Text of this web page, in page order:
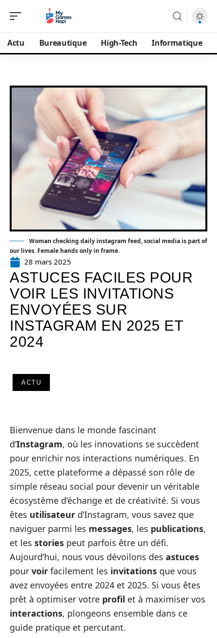
Actu Bureautique High-Tech Informatique
Woman checking daily instagram feed, social media is part of
our lives. Female hands only in frame.
28 mars 2025
ASTUCES FACILES POUR
VOIR LES INVITATIONS
ENVOYÉES SUR
INSTAGRAM EN 2025 ET
2024
ACTU
Bienvenue dans le monde fascinant
d’Instagram, où les innovations se succèdent
pour enrichir nos interactions numériques. En
2025, cette plateforme a dépassé son rôle de
simple réseau social pour devenir un véritable
écosystème d’échange et de créativité. Si vous
êtes utilisateur d’Instagram, vous savez que
naviguer parmi les messages, les publications,
et les stories peut parfois être un défi.
Aujourd’hui, nous vous dévoilons des astuces
pour voir facilement les invitations que vous
avez envoyées entre 2024 et 2025. Si vous êtes
prêt à optimiser votre profil et à maximiser vos
interactions, plongeons ensemble dans ce
guide pratique et percutant.